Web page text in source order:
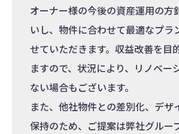
オーナー様の今後の資産運用の方
いし、物件に合わせて最適なプラ
せていただきます。収益改善を目
ますので、状況により、リノベー
ない場合もございます。
また、他社物件との差別化、デザ
保持のため、ご提案は弊社グルー